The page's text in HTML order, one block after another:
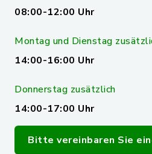
08:00-12:00 Uhr
Montag und Dienstag
14:00-16:00 Uhr
Donnerstag zusätzlich
14:00-17:00 Uhr
Bitte vereinbaren Sie